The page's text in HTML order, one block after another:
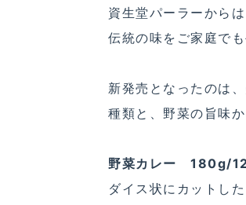
資生堂パーラーから
伝統の味をご家庭で
新発売となったのは
種類と、野菜の旨味
野菜カレー 180g/
ダイス状にカットし